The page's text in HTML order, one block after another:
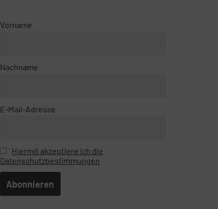
Vorname
Nachname
E-Mail-Adresse
Hiermit akzeptiere ich die
Datenschutzbestimmungen